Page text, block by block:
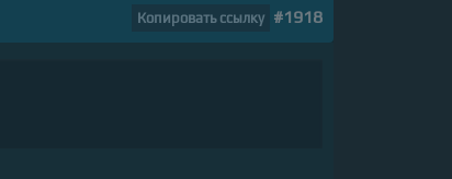
Копировать ссылку #1918